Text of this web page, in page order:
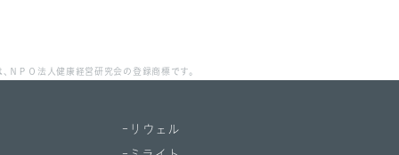
、ＮＰＯ法人健康経営研究会の登録商標です。
リウェル